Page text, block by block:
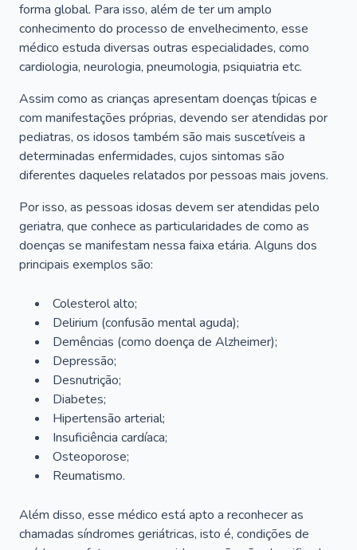
forma global. Para isso, além de ter um amplo
conhecimento do processo de envelhecimento, esse
médico estuda diversas outras especialidades, como
cardiologia, neurologia, pneumologia, psiquiatria etc.
Assim como as crianças apresentam doenças típicas e
com manifestações próprias, devendo ser atendidas por
pediatras, os idosos também são mais suscetíveis a
determinadas enfermidades, cujos sintomas são
diferentes daqueles relatados por pessoas mais jovens.
Por isso, as pessoas idosas devem ser atendidas pelo
geriatra, que conhece as particularidades de como as
doenças se manifestam nessa faixa etária. Alguns dos
principais exemplos são:
Colesterol alto;
Delirium (confusão mental aguda);
Demências (como doença de Alzheimer);
Depressão;
Desnutrição;
Diabetes;
Hipertensão arterial;
Insuficiência cardíaca;
Osteoporose;
Reumatismo.
Além disso, esse médico está apto a reconhecer as
chamadas síndromes geriátricas, isto é, condições de